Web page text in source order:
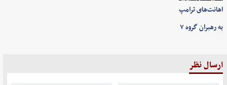
اهانت‌های ترامپ
به رهبران گروه ۷
ارسال نظر